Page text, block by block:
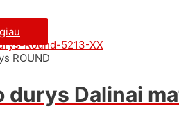
ROUND
durys Dalinai